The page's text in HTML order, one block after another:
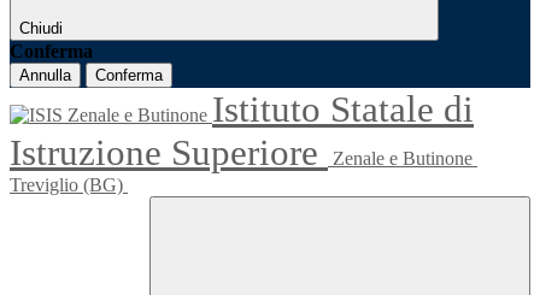
Chiudi
Conferma
Annulla Conferma
Istituto Statale di
Istruzione Superiore
Zenale e Butinone
Treviglio (BG)